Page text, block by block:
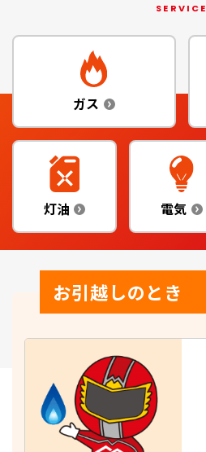
SERVICE
ガス
灯油 電気
お引越しのとき